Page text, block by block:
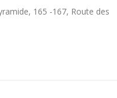
165 -167, Route des